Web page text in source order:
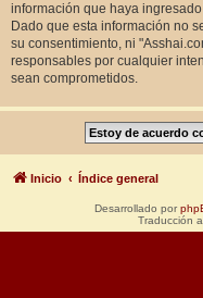
información que haya
Dado que esta información no
su consentimiento, ni
responsables por cualquier
sean comprometidos.
Inicio Índice general
Desarrollado por
Traducción